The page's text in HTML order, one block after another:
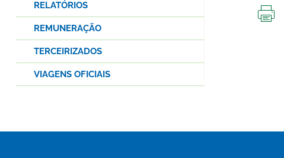
RELATÓRIOS
REMUNERAÇÃO
TERCEIRIZADOS
VIAGENS OFICIAIS